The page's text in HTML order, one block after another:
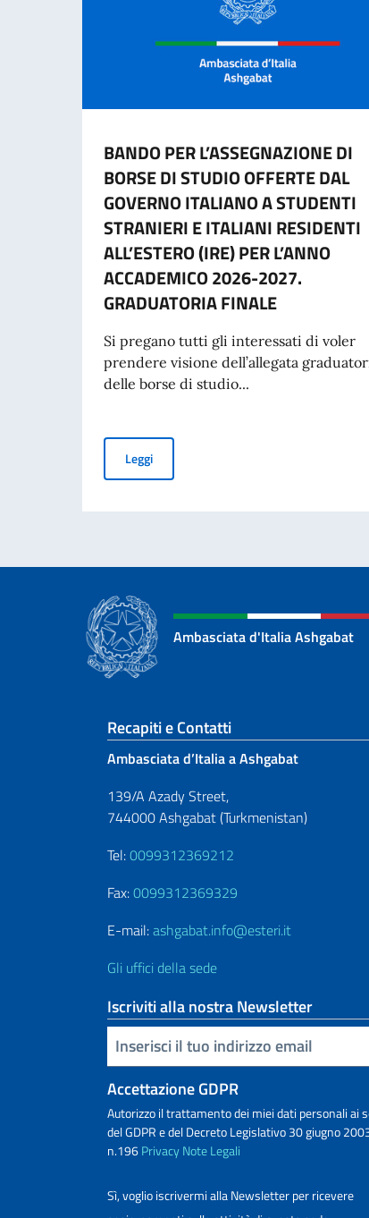
BANDO PER L’ASSEGNAZIONE DI
BORSE DI STUDIO OFFERTE DAL
GOVERNO ITALIANO A STUDENTI
STRANIERI E ITALIANI RESIDENTI
ALL’ESTERO (IRE) PER L’ANNO
ACCADEMICO 2026-2027.
GRADUATORIA FINALE
Si pregano tutti gli interessati di voler
prendere visione dell’allegata
delle borse di studio...
LeggiBANDO PER L’ASSEGNAZIONE DI
Ambasciata d'Italia Ashgabat
Sezione footer
Recapiti e Contatti
Ambasciata d’Italia a Ashgabat
139/A Azady Street,
744000 Ashgabat (Turkmenistan)
Tel:0099312369212
Fax:0099312369329
E-mail:ashgabat.info@esteri.it
Gli uffici della sede
Iscriviti alla nostra Newsletter
Inserisci la tua email
Accettazione GDPR
Autorizzo il trattamento dei miei dati personali ai
del GDPR e del Decreto Legislativo 30 giugno
n.196PrivacyNote Legali
Sì, voglio iscrivermi alla Newsletter per ricevere